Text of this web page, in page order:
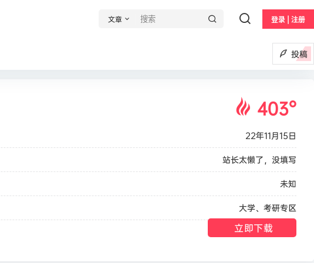
文章 登录 | 注册
投稿
403°
22年11月15日
站长太懒了，没填写
未知
大学、 考研专区
立即下载